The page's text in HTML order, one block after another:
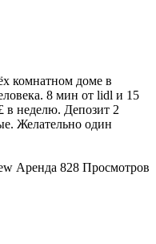
комнатном доме в
8 мин от lidl и 15
в неделю. Депозит 2
Желательно один
Аренда 828 Просмотров